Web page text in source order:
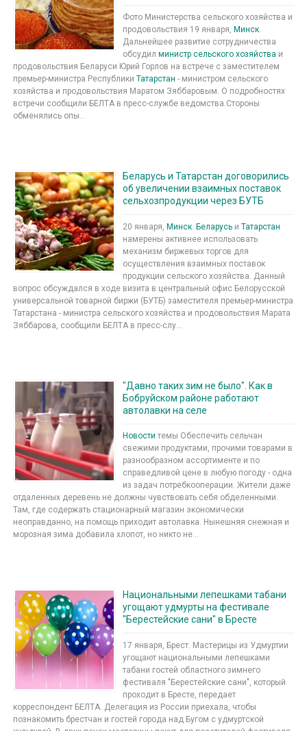
Фото Министерства сельского хозяйства и
продовольствия 19 января, Минск.
Дальнейшее развитие сотрудничества
обсудил министр сельского хозяйства и
продовольствия Беларуси Юрий Горлов на встрече с заместителем
премьер-министра Республики Татарстан - министром сельского
хозяйства и продовольствия Маратом Зяббаровым. О подробностях
встречи сообщили БЕЛТА в пресс-службе ведомства.Стороны
обменялись опы...
Беларусь и Татарстан договорились
об увеличении взаимных поставок
сельхозпродукции через БУТБ
20 января, Минск Беларусь и Татарстан
намерены активнее использовать
механизм биржевых торгов для
осуществления взаимных поставок
продукции сельского хозяйства. Данный
вопрос обсуждался в ходе визита в центральный офис Белорусской
универсальной товарной биржи (БУТБ) заместителя премьер-министра
Татарстана - министра сельского хозяйства и продовольствия Марата
Зяббарова, сообщили БЕЛТА в пресс-слу...
"Давно таких зим не было". Как в
Бобруйском районе работают
автолавки на селе
Новости темы Обеспечить сельчан
свежими продуктами, прочими товарами в
разнообразном ассортименте и по
справедливой цене в любую погоду - одна
из задач потребкооперации. Жители даже
отдаленных деревень не должны чувствовать себя обделенными.
Там, где содержать стационарный магазин экономически
неоправданно, на помощь приходит автолавка. Нынешняя снежная и
морозная зима добавила хлопот, но никто не...
Национальными лепешками табани
угощают удмурты на фестивале
"Берестейские сани" в Бресте
17 января, Брест. Мастерицы из Удмуртии
угощают национальными лепешками
табани гостей областного зимнего
фестиваля "Берестейские сани", который
проходит в Бресте, передает
корреспондент БЕЛТА. Делегация из России приехала, чтобы
познакомить брестчан и гостей города над Бугом с удмуртской